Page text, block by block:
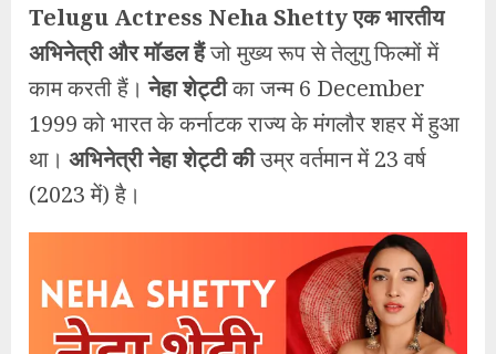
Telugu Actress Neha Shetty एक भारतीय
अभिनेत्री और मॉडल हैंजो मुख्य रूप से तेलुगु फिल्मों में
काम करती हैं।नेहा शेट्टीका जन्म 6 December
1999 को भारत के कर्नाटक राज्य के मंगलौर शहर में हुआ
था। अभिनेत्री नेहा शेट्टी कीउम्र वर्तमान में 23 वर्ष
(2023 में) है।